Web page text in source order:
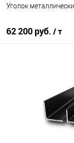
Уголок
62 200 руб. / т
Купить в 1 клик
В избранное